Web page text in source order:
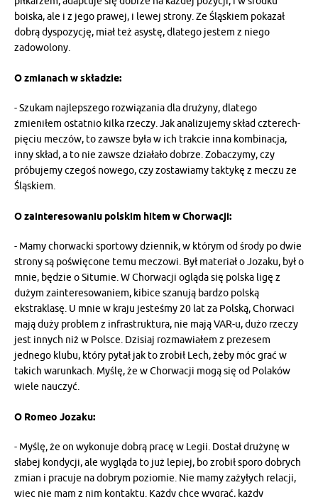
boiska, ale i z jego prawej, i lewej strony. Ze Śląskiem pokazał
dobrą dyspozycję, miał też asystę, dlatego jestem z niego
zadowolony.
O zmianach w składzie:
- Szukam najlepszego rozwiązania dla drużyny, dlatego
zmieniłem ostatnio kilka rzeczy. Jak analizujemy skład czterech-
pięciu meczów, to zawsze była w ich trakcie inna kombinacja,
inny skład, a to nie zawsze działało dobrze. Zobaczymy, czy
próbujemy czegoś nowego, czy zostawiamy taktykę z meczu ze
Śląskiem.
O zainteresowaniu polskim hitem w Chorwacji:
- Mamy chorwacki sportowy dziennik, w którym od środy po dwie
strony są poświęcone temu meczowi. Był materiał o Jozaku, był o
mnie, będzie o Situmie. W Chorwacji ogląda się polska ligę z
dużym zainteresowaniem, kibice szanują bardzo polską
ekstraklasę. U mnie w kraju jesteśmy 20 lat za Polską, Chorwaci
mają duży problem z infrastruktura, nie mają VAR-u, dużo rzeczy
jest innych niż w Polsce. Dzisiaj rozmawiałem z prezesem
jednego klubu, który pytał jak to zrobił Lech, żeby móc grać w
takich warunkach. Myślę, że w Chorwacji mogą się od Polaków
wiele nauczyć.
O Romeo Jozaku:
- Myślę, że on wykonuje dobrą pracę w Legii. Dostał drużynę w
słabej kondycji, ale wygląda to już lepiej, bo zrobił sporo dobrych
zmian i pracuje na dobrym poziomie. Nie mamy zażyłych relacji,
więc nie mam z nim kontaktu. Każdy chce wygrać, każdy